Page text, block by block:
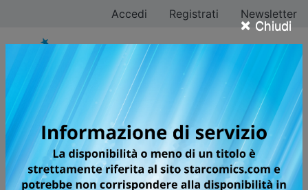
× Chiudi
Accedi Registrati Newsletter
Fumetti Digitali
Filtra ricerca